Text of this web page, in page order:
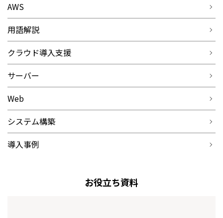
AWS
用語解説
クラウド導入支援
サーバー
Web
システム構築
導入事例
お役立ち資料